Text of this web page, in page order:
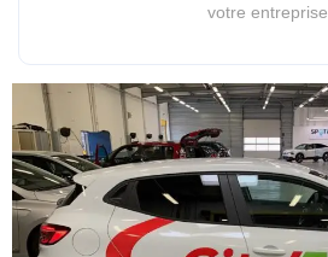
votre entreprise.